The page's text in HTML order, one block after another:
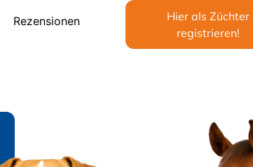
Rezensionen
Hier als Züchter
registrieren!